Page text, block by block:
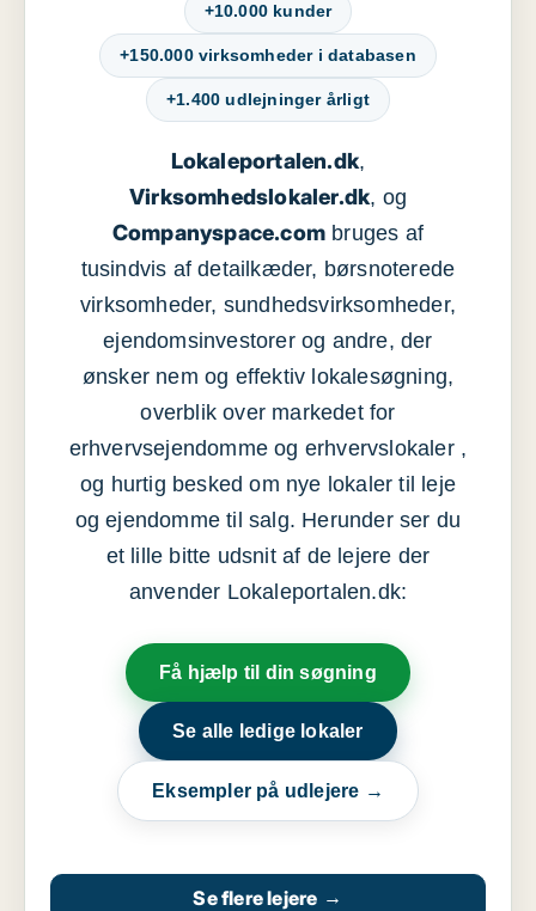
+10.000 kunder
+150.000 virksomheder i databasen
+1.400 udlejninger årligt
Lokaleportalen.dk,
Virksomhedslokaler.dk, og
Companyspace.com bruges af
tusindvis af detailkæder, børsnoterede
virksomheder, sundhedsvirksomheder,
ejendomsinvestorer og andre, der
ønsker nem og effektiv lokalesøgning,
overblik over markedet for
erhvervsejendomme og erhvervslokaler ,
og hurtig besked om nye lokaler til leje
og ejendomme til salg. Herunder ser du
et lille bitte udsnit af de lejere der
anvender Lokaleportalen.dk:
Få hjælp til din søgning
Se alle ledige lokaler
Eksempler på udlejere →
Se flere lejere →